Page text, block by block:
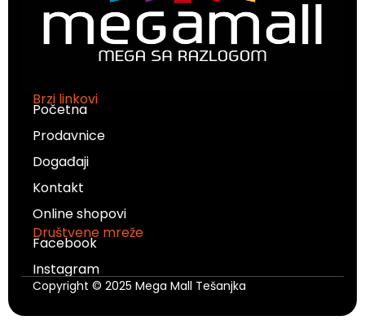
Brzi linkovi
Početna
Prodavnice
Događaji
Kontakt
Online shopovi
Društvene mreže
Facebook
Instagram
Copyright © 2025 Mega Mall Tešanjka